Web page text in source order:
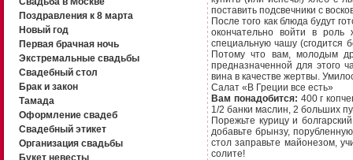
Поздравления к 8 марта
Новый год
Первая брачная ночь
Экстремальные свадьбы
Свадебный стол
Брак и закон
Тамада
Оформление свадеб
Свадебный этикет
Организация свадьбы
Букет невесты
поставить подсвечники с
После того как блюда будут
окончательно войти в
специальную чашу (сгодится
Потому что вам, молодым
предназначенной для этого
вина в качестве жертвы.
Салат «В Греции все есть»
Вам понадобится: 400 г
1/2 банки маслин, 2 больших
Порежьте курицу и
добавьте брынзу,
стол заправьте майонезом,
солите!